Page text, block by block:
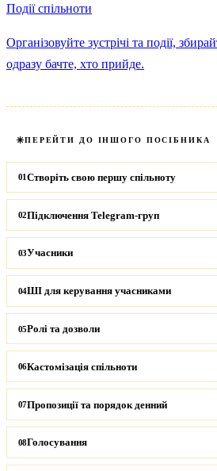
Події спільноти
Організовуйте зустрічі та події,
одразу бачте, хто прийде.
ПЕРЕЙТИ ДО ІНШОГО ПОСІБНИКА
01Створіть свою першу спільноту
02Підключення Telegram-груп
03Учасники
04ШІ для керування учасниками
05Ролі та дозволи
06Кастомізація спільноти
07Пропозиції та порядок денний
08Голосування